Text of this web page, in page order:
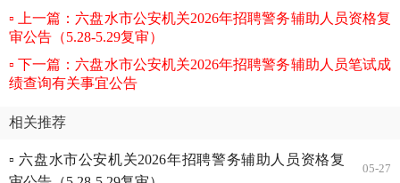
上一篇：六盘水市公安机关2026年招聘警务辅助人员资格复
审公告（5.28-5.29复审）
下一篇：六盘水市公安机关2026年招聘警务辅助人员笔试成
绩查询有关事宜公告
相关推荐
▫ 六盘水市公安机关2026年招聘警务辅助人员资格复
05-27